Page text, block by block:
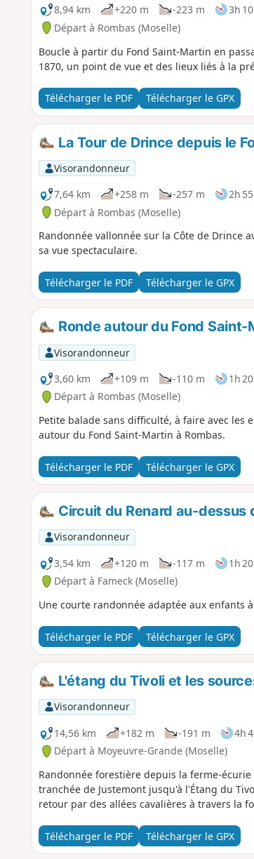
8,94 km
+220 m -223 m 3h 10
Départ à Rombas (Moselle)
Boucle à partir du Fond Saint-Martin en
1870, un point de vue et des lieux liés à la
Télécharger le PDF Télécharger le GPX
La Tour de Drince depuis le
Visorandonneur
7,64 km
+258 m -257 m 2h 55
Départ à Rombas (Moselle)
Randonnée vallonnée sur la Côte de Drince
sa vue spectaculaire.
Télécharger le PDF Télécharger le GPX
Ronde autour du Fond Saint-
Visorandonneur
3,60 km
+109 m -110 m 1h 20
Départ à Rombas (Moselle)
Petite balade sans difficulté, à faire avec les
autour du Fond Saint-Martin à Rombas.
Télécharger le PDF Télécharger le GPX
Circuit du Renard au-dessus
Visorandonneur
3,54 km
+120 m -117 m 1h 20
Départ à Fameck (Moselle)
Une courte randonnée adaptée aux enfants
Télécharger le PDF Télécharger le GPX
L'étang du Tivoli et les
Visorandonneur
14,56 km
+182 m -191 m 4h
Départ à Moyeuvre-Grande (Moselle)
Randonnée forestière depuis la ferme-
tranchée de Justemont jusqu'à l'Étang du
retour par des allées cavalières à travers la
Télécharger le PDF Télécharger le GPX